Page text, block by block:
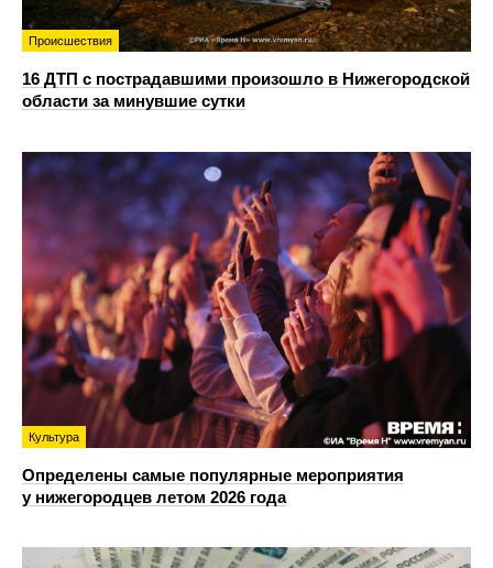
Происшествия
16 ДТП с пострадавшими произошло в Нижегородской
области за минувшие сутки
Культура
Определены самые популярные мероприятия
у нижегородцев летом 2026 года